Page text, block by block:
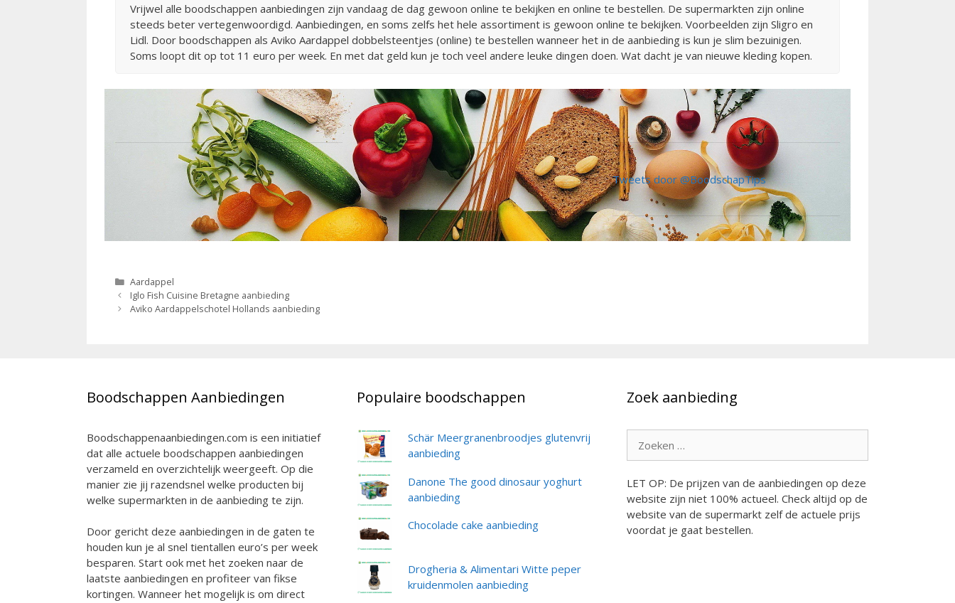
Vrijwel alle boodschappen aanbiedingen zijn vandaag de dag gewoon online te bekijken en online te bestellen. De supermarkten zijn online
steeds beter vertegenwoordigd. Aanbiedingen, en soms zelfs het hele assortiment is gewoon online te bekijken. Voorbeelden zijn Sligro en
Lidl. Door boodschappen als Aviko Aardappel dobbelsteentjes (online) te bestellen wanneer het in de aanbieding is kun je slim bezuinigen.
Soms loopt dit op tot 11 euro per week. En met dat geld kun je toch veel andere leuke dingen doen. Wat dacht je van nieuwe kleding kopen.
Tweets door @BoodschapTips
Categorieën
Aardappel
Berichtnavigatie
Iglo Fish Cuisine Bretagne aanbieding
Aviko Aardappelschotel Hollands aanbieding
Boodschappen Aanbiedingen
Boodschappenaanbiedingen.com is een initiatief
dat alle actuele boodschappen aanbiedingen
verzameld en overzichtelijk weergeeft. Op die
manier zie jij razendsnel welke producten bij
welke supermarkten in de aanbieding te zijn.
Door gericht deze aanbiedingen in de gaten te
houden kun je al snel tientallen euro’s per week
besparen. Start ook met het zoeken naar de
laatste aanbiedingen en profiteer van fikse
kortingen. Wanneer het mogelijk is om direct
Populaire boodschappen
Schär Meergranenbroodjes glutenvrij
aanbieding
Danone The good dinosaur yoghurt
aanbieding
Chocolade cake aanbieding
Drogheria & Alimentari Witte peper
kruidenmolen aanbieding
Zoek aanbieding
naar:
LET OP: De prijzen van de aanbiedingen op deze
website zijn niet 100% actueel. Check altijd op de
website van de supermarkt zelf de actuele prijs
voordat je gaat bestellen.